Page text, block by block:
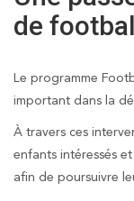
de
Le programme
important dans la
À travers ces
enfants intéressés
afin de poursuivre